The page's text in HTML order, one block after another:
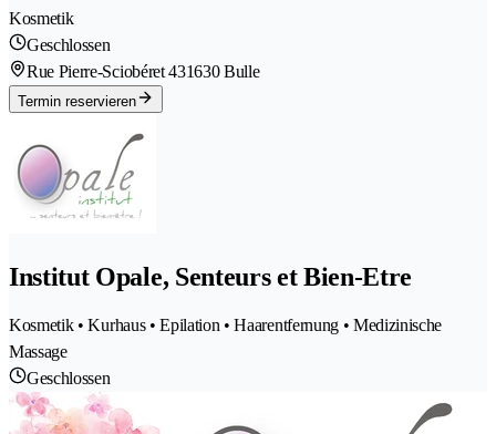
Kosmetik
Geschlossen
Rue Pierre-Sciobéret 431630 Bulle
Termin reservieren
Institut Opale, Senteurs et Bien-Etre
Kosmetik • Kurhaus • Epilation • Haarentfernung • Medizinische
Massage
Geschlossen